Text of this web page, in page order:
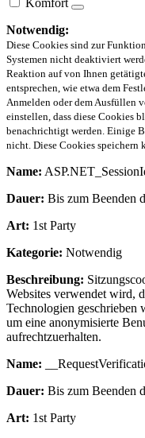
Komfort
Notwendig:
Diese Cookies sind zur
Systemen nicht deaktiviert
Reaktion auf von Ihnen
entsprechen, wie etwa dem
Anmelden oder dem Ausfüllen
einstellen, dass diese Cookies
benachrichtigt werden. Einige
nicht. Diese Cookies speichern
Name:
Dauer: Bis zum Beenden
Art: 1st Party
Kategorie: Notwendig
Beschreibung:
Websites verwendet wird,
Technologien geschrieben
um eine anonymisierte
aufrechtzuerhalten.
Name:
Dauer: Bis zum Beenden
Art: 1st Party